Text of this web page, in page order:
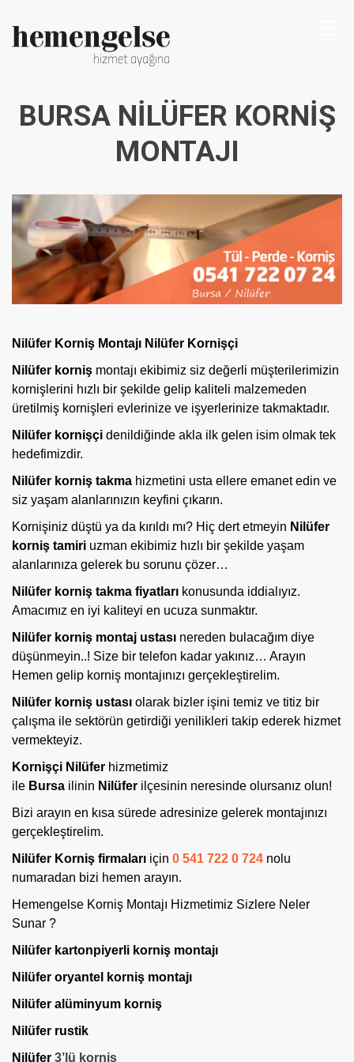
BURSA NILÜFER KORNIŞ
MONTAJI
Nilüfer Korniş Montajı Nilüfer Kornişçi
Nilüfer korniş montajı ekibimiz siz değerli müşterilerimizin
kornişlerini hızlı bir şekilde gelip kaliteli malzemeden
üretilmiş kornişleri evlerinize ve işyerlerinize takmaktadır.
Nilüfer kornişçi denildiğinde akla ilk gelen isim olmak tek
hedefimizdir.
Nilüfer korniş takma hizmetini usta ellere emanet edin ve
siz yaşam alanlarınızın keyfini çıkarın.
Kornişiniz düştü ya da kırıldı mı? Hiç dert etmeyin Nilüfer
korniş tamiri uzman ekibimiz hızlı bir şekilde yaşam
alanlarınıza gelerek bu sorunu çözer…
Nilüfer korniş takma fiyatları konusunda iddialıyız.
Amacımız en iyi kaliteyi en ucuza sunmaktır.
Nilüfer korniş montaj ustası nereden bulacağım diye
düşünmeyin..! Size bir telefon kadar yakınız… Arayın
Hemen gelip korniş montajınızı gerçekleştirelim.
Nilüfer korniş ustası olarak bizler işini temiz ve titiz bir
çalışma ile sektörün getirdiği yenilikleri takip ederek hizmet
vermekteyiz.
Kornişçi Nilüfer hizmetimiz
ile Bursa ilinin Nilüfer ilçesinin neresinde olursanız olun!
Bizi arayın en kısa sürede adresinize gelerek montajınızı
gerçekleştirelim.
Nilüfer Korniş firmaları için 0 541 722 0 724 nolu
numaradan bizi hemen arayın.
Hemengelse Korniş Montajı Hizmetimiz Sizlere Neler
Sunar ?
Nilüfer kartonpiyerli korniş montajı
Nilüfer oryantel korniş montajı
Nilüfer alüminyum korniş
Nilüfer rustik
Nilüfer 3’lü korniş